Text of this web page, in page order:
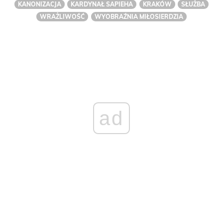
KANONIZACJA
KARDYNAŁ SAPIEHA KRAKÓW
SŁUŻBA
WRAŻLIWOŚĆ
WYOBRAŹNIA MIŁOSIERDZIA
ad